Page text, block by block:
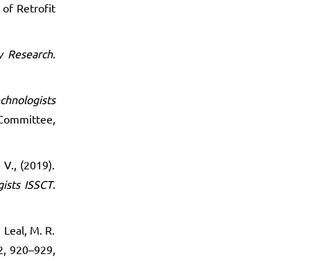
of Retrofit
Research.
V., (2019).
ISSCT.
M. R.
920–929,